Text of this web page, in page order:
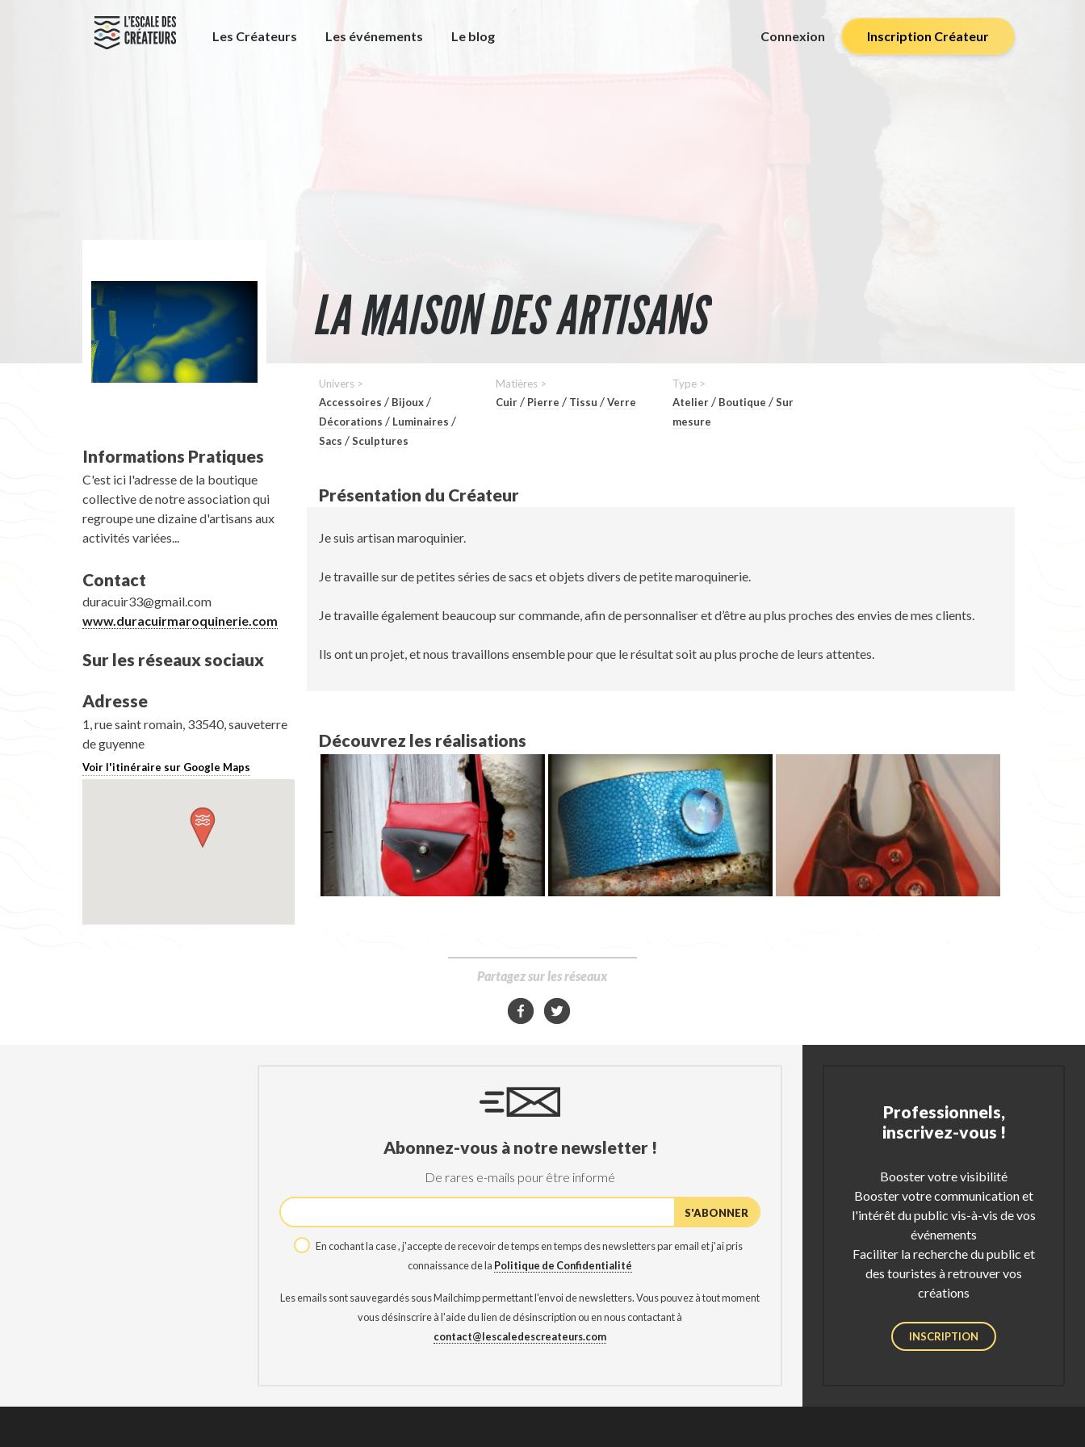
Les Créateurs Les événements Le blog Connexion Inscription Créateur
LA MAISON DES ARTISANS
Informations Pratiques
C'est ici l'adresse de la boutique
collective de notre association qui
regroupe une dizaine d'artisans aux
activités variées...
Contact
duracuir33@gmail.com
www.duracuirmaroquinerie.com
Sur les réseaux sociaux
Adresse
1, rue saint romain, 33540, sauveterre
de guyenne
Voir l'itinéraire sur Google Maps
Univers >
Accessoires / Bijoux/
Décorations / Luminaires /
Sacs /Sculptures
Matières >
Cuir/ Pierre / Tissu /Verre
Type >
Atelier / Boutique /Sur
mesure
Présentation du Créateur
Je suis artisan maroquinier.
Je travaille sur de petites séries de sacs et objets divers de petite maroquinerie.
Je travaille également beaucoup sur commande, afin de personnaliser et d’être au plus proches des envies de mes clients.
Ils ont un projet, et nous travaillons ensemble pour que le résultat soit au plus proche de leurs attentes.
Découvrez les réalisations
Partagez sur les réseaux
Abonnez-vous à notre newsletter !
De rares e-mails pour être informé
En cochant la case , j'accepte de recevoir de temps en temps des newsletters par email et j'ai pris
connaissance de la Politique de Confidentialité
Les emails sont sauvegardés sous Mailchimp permettant l'envoi de newsletters. Vous pouvez à tout moment
vous désinscrire à l'aide du lien de désinscription ou en nous contactant à
contact@lescaledescreateurs.com
Professionnels,
inscrivez-vous !
Booster votre visibilité
Booster votre communication et
l'intérêt du public vis-à-vis de vos
événements
Faciliter la recherche du public et
des touristes à retrouver vos
créations
INSCRIPTION